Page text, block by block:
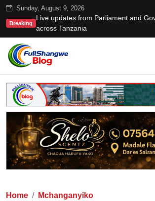
Sunday, August 9, 2026
Breaking
Live updates from Parliament and
across Tanzania
Home Mchanganyiko